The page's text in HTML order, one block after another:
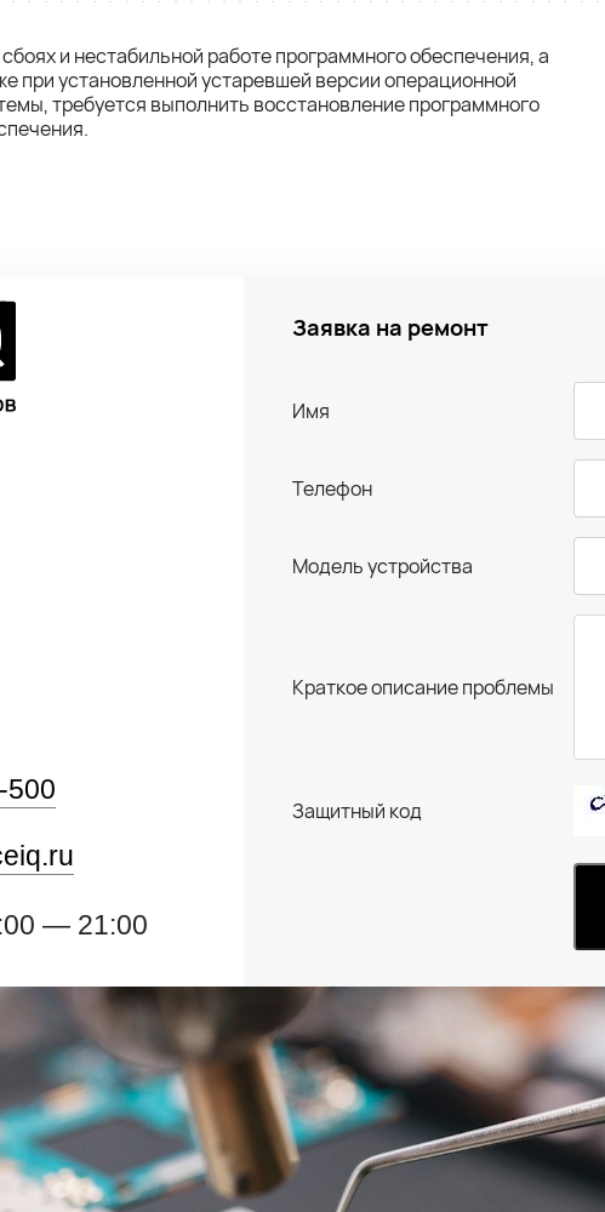
и нестабильной работе программного обеспечения, а
при установленной устаревшей версии операционной
требуется выполнить восстановление программного
500
— 21:00
Заявка на ремонт
Имя
Телефон
Модель устройства
Краткое описание проблемы
Защитный код